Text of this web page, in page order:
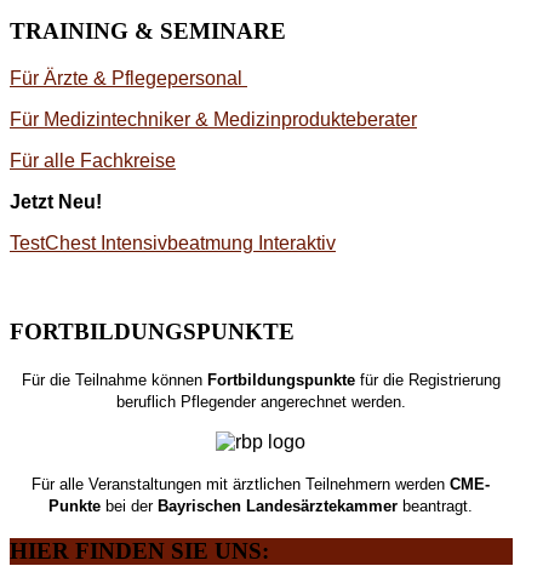
TRAINING & SEMINARE
Für Ärzte & Pflegepersonal
Für Medizintechniker & Medizinprodukteberater
Für alle Fachkreise
Jetzt Neu!
TestChest Intensivbeatmung Interaktiv
FORTBILDUNGSPUNKTE
Für die Teilnahme könnenFortbildungspunktefür die Registrierung
beruflich Pflegender angerechnet werden.
Für alle Veranstaltungen mit ärztlichen Teilnehmern werdenCME-
Punkte bei derBayrischen Landesärztekammer beantragt.
HIER FINDEN SIE UNS: